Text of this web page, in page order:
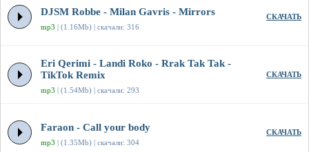
DJSM Robbe - Milan Gavris - Mirrors
mp3 | (1.16Mb) | скачали: 316
СКАЧАТЬ
Eri Qerimi - Landi Roko - Rrak Tak Tak -
TikTok Remix
mp3 | (1.54Mb) | скачали: 293
СКАЧАТЬ
Faraon - Call your body
mp3 | (1.35Mb) | скачали: 304
СКАЧАТЬ